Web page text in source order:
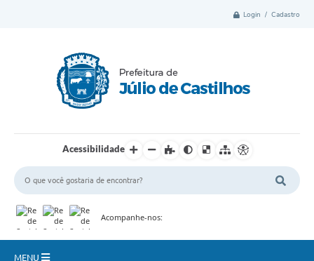
Login / Cadastro
Acessibilidade
Acompanhe-nos:
MENU